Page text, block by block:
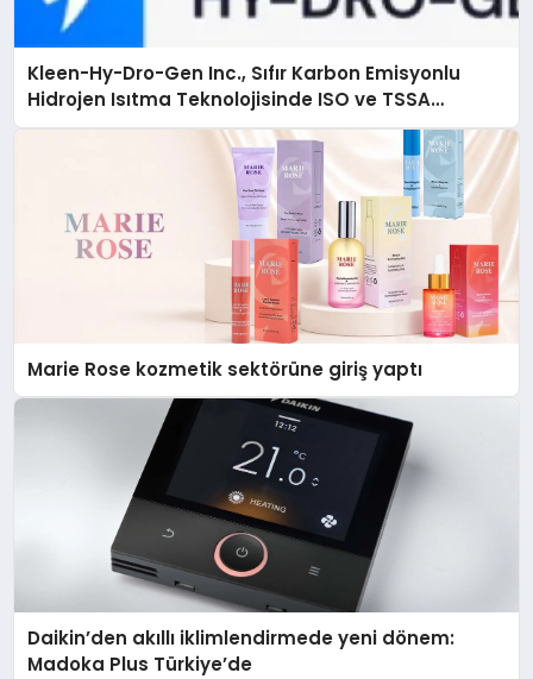
Kleen-Hy-Dro-Gen Inc., Sıfır Karbon Emisyonlu
Hidrojen Isıtma Teknolojisinde ISO ve TSSA
Düzenleyici Onaylarını Aldı
Marie Rose kozmetik sektörüne giriş yaptı
Daikin’den akıllı iklimlendirmede yeni dönem:
Madoka Plus Türkiye’de